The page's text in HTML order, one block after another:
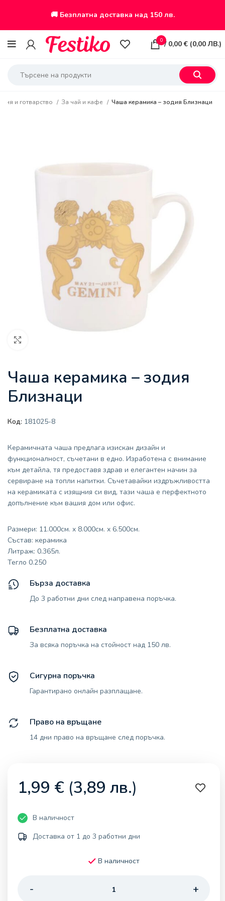
🚚 Безплатна доставка над 150 лв.
0 / 0,00€ (0,00 ЛВ.)
и готварство За чай и кафе Чаша керамика – зодия Близнаци
Чаша керамика – зодия
Близнаци
Код: 181025-8
Керамичната чаша предлага изискан дизайн и
функционалност, съчетани в едно. Изработена с внимание
към детайла, тя предоставя здрав и елегантен начин за
сервиране на топли напитки. Съчетавайки издръжливостта
на керамиката с изящния си вид, тази чаша е перфектното
допълнение към вашия дом или офис.
Размери: 11.000см. x 8.000см. x 6.500см.
Състав: керамика
Литраж: 0.365л.
Тегло 0.250
Бърза доставка
До 3 работни дни след направена поръчка.
Безплатна доставка
За всяка поръчка на стойност над 150 лв.
Сигурна поръчка
Гарантирано онлайн разплащане.
Право на връщане
14 дни право на връщане след поръчка.
1,99 € (3,89 лв.)
В наличност
Доставка от 1 до 3 работни дни
В наличност